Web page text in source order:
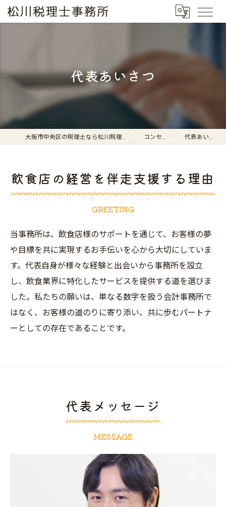
代表あいさつ
大阪市中央区の税理士なら松川税理士事務所 コンセプト 代表あいさつ
飲食店の経営を伴走支援する理由
GREETING
当事務所は、飲食店様のサポートを通じて、お客様の夢
や目標を共に実現するお手伝いを心から大切にしていま
す。代表自身が様々な経験と出会いから事務所を設立
し、飲食業界に特化したサービスを提供する道を選びま
した。私たちの願いは、単なる数字を扱う会計事務所で
はなく、お客様の道のりに寄り添い、共に歩むパートナ
ーとしての存在であることです。
代表メッセージ
MESSAGE